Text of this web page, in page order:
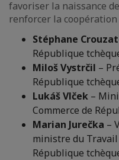
favoriser la naissance
renforcer la
Stéphane Crouzat
République
Miloš Vystrčil –
République
Lukáš Vlček –
Commerce de
Marian Jurečka –
ministre du Travail
République